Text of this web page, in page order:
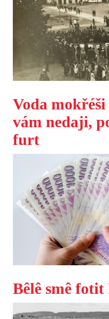
Voda
vám nedaji,
furt
Bêlê smê